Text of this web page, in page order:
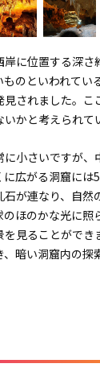
岸に位置する深
のといわれてい
見されました。
かと考えられて
小さいですが、
広がる洞窟には
石が連なり、自然
ほのかな光に照
見ることができ
、暗い洞窟内の探